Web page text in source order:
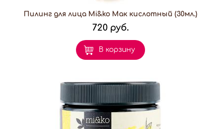
Пилинг для лица Mi&ko Мак кислотный (30мл.)
720 руб.
В корзину